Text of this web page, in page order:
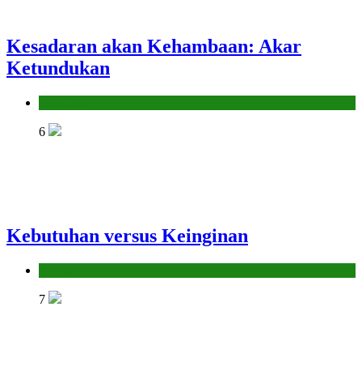
Kesadaran akan Kehambaan: Akar
Ketundukan
6
Kebutuhan versus Keinginan
7